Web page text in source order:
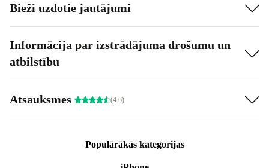
Bieži uzdotie jautājumi
Informācija par izstrādājuma drošumu un
atbilstību
Atsauksmes (4.6)
Populārākās kategorijas